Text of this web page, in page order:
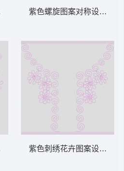
绣 盘带 链目绣 特
绣 盘带 链目绣 特
紫色螺旋图案对称设计 绳
紫色刺绣花卉图案设计 绳